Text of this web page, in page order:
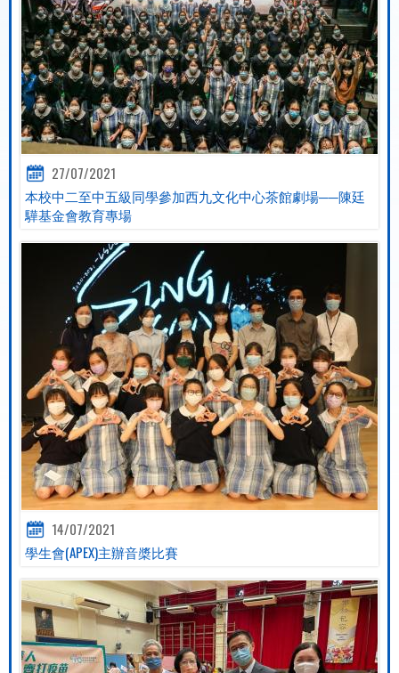
27/07/2021
本校中二至中五級同學參加西九文化中心茶館劇場──陳廷
驊基金會教育專場
14/07/2021
學生會(APEX)主辦音槳比賽